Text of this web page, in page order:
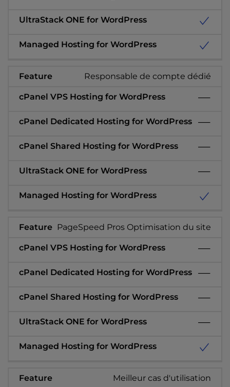
Responsable de compte dédié
PageSpeed Pros Optimisation du site
Meilleur cas d'utilisation